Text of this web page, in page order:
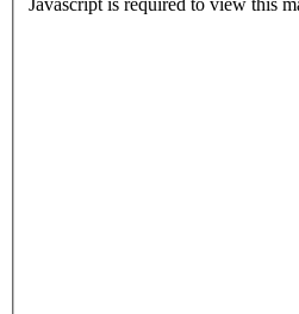
Javascript is required to view this